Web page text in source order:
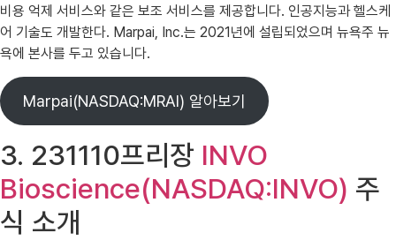
비용 억제 서비스와 같은 보조 서비스를 제공합니다. 인공지능과 헬스케
어 기술도 개발한다. Marpai, Inc.는 2021년에 설립되었으며 뉴욕주 뉴
욕에 본사를 두고 있습니다.
Marpai(NASDAQ:MRAI) 알아보기
3. 231110프리장 INVO
Bioscience(NASDAQ:INVO) 주
식 소개